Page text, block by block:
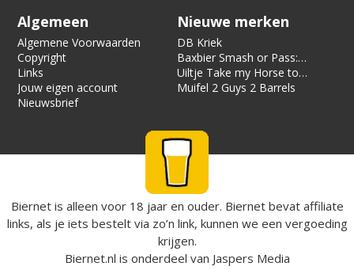
Algemeen
Algemene Voorwaarden
Copyright
Links
Jouw eigen account
Nieuwsbrief
Nieuwe merken
DB Kriek
Baxbier Smash or Pass:
Strata
Uiltje Take my Horse to
the Hotel Room
Muifel 2 Guys 2 Barrels
Biernet is alleen voor 18 jaar en ouder. Biernet bevat affiliate
links, als je iets bestelt via zo’n link, kunnen we een vergoeding
krijgen.
Biernet.nl is onderdeel van Jaspers Media